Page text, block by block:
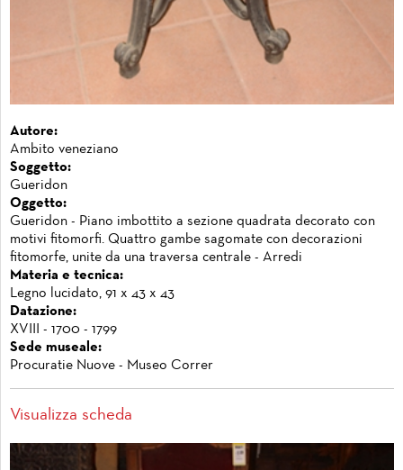
Autore:
Ambito veneziano
Soggetto:
Gueridon
Oggetto:
Gueridon - Piano imbottito a sezione quadrata decorato con
motivi fitomorfi. Quattro gambe sagomate con decorazioni
fitomorfe, unite da una traversa centrale - Arredi
Materia e tecnica:
Legno lucidato, 91 x 43 x 43
Datazione:
XVIII - 1700 - 1799
Sede museale:
Procuratie Nuove - Museo Correr
Visualizza scheda